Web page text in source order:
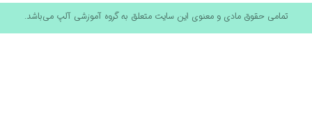
تمامی حقوق مادی و معنوی این سایت متعلق به گروه آموزشی آلپ می‌باشد.